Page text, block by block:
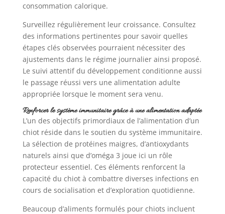
consommation calorique.
Surveillez régulièrement leur croissance. Consultez
des informations pertinentes pour savoir quelles
étapes clés observées pourraient nécessiter des
ajustements dans le régime journalier ainsi proposé.
Le suivi attentif du développement conditionne aussi
le passage réussi vers une alimentation adulte
appropriée lorsque le moment sera venu.
Renforcer le système immunitaire grâce à une alimentation adaptée
L’un des objectifs primordiaux de l’alimentation d’un
chiot réside dans le soutien du système immunitaire.
La sélection de protéines maigres, d’antioxydants
naturels ainsi que d’oméga 3 joue ici un rôle
protecteur essentiel. Ces éléments renforcent la
capacité du chiot à combattre diverses infections en
cours de socialisation et d’exploration quotidienne.
Beaucoup d’aliments formulés pour chiots incluent